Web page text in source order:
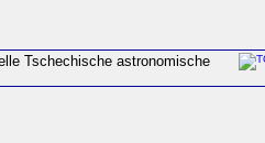
Tschechische astronomische